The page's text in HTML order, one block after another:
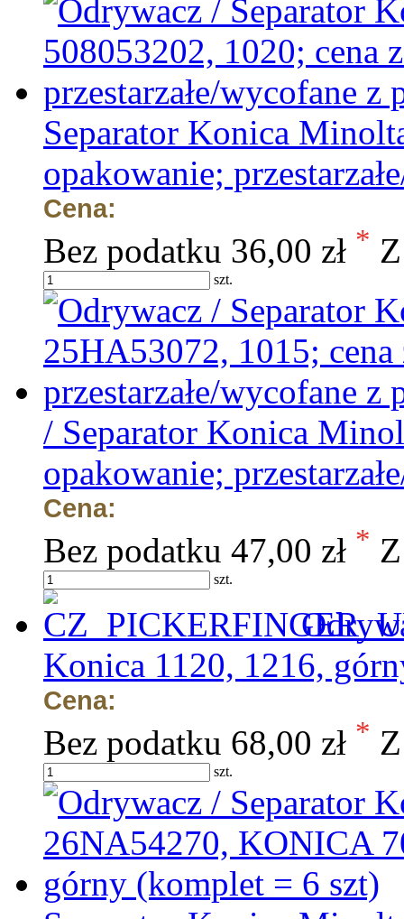
Separator Konica
opakowanie;
Cena:
Bez podatku 36,00 zł *
szt.
/ Separator Konica
opakowanie;
Cena:
Bez podatku 47,00 zł *
szt.
Konica 1120, 1216,
Cena:
Bez podatku 68,00 zł *
szt.